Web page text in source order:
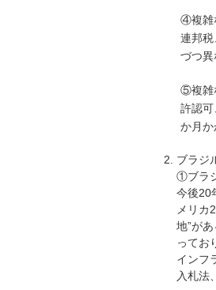
④複雑
連邦
づつ異
⑤複雑
許認
か月か
ブラジ
①ブラ
今後20
メリカ
地”が
ってお
インフ
入札法